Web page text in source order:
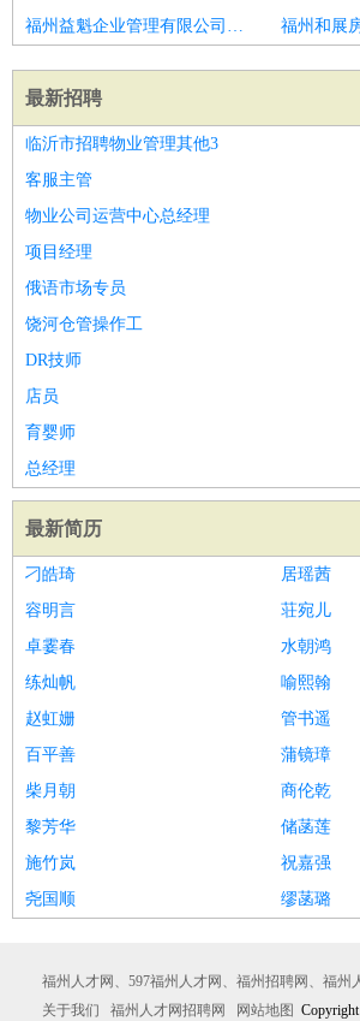
福州益魁企业管理有限公司招聘美容助理
最新招聘
临沂市招聘物业管理其他3
客服主管
物业公司运营中心总经理
项目经理
俄语市场专员
饶河仓管操作工
DR技师
店员
育婴师
总经理
最新简历
刁皓琦
居瑶茜
容明言
荘宛儿
卓霎春
水朝鸿
练灿帆
喻熙翰
赵虹姗
管书遥
百平善
蒲镜璋
柴月朝
商伦乾
黎芳华
储菡莲
施竹岚
祝嘉强
尧国顺
缪菡璐
福州人才网、597福州人才网、福州招聘网、福州
关于我们
福州人才网招聘网 网站地图